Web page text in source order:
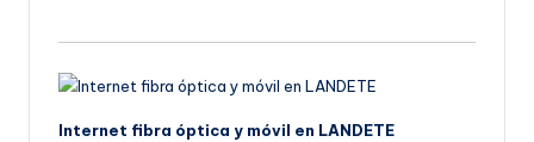
Internet fibra óptica y móvil en LANDETE